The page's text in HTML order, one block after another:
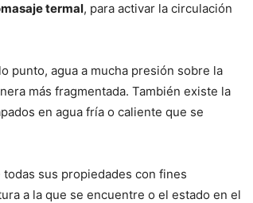
termal, para activar la circulación
punto, agua a mucha presión sobre la
más fragmentada. También existe la
en agua frí­a o caliente que se
sus propiedades con fines
a la que se encuentre o el estado en el